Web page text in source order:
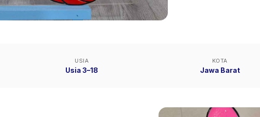
USIA
Usia 3–18
KOTA
Jawa Barat